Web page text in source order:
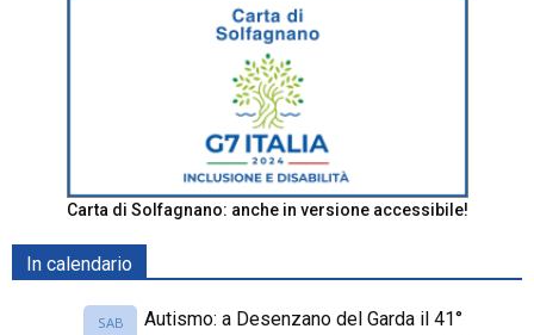
Carta di Solfagnano: anche in versione accessibile!
In calendario
SAB
Autismo: a Desenzano del Garda il 41°